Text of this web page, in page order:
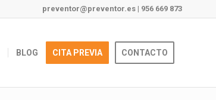
preventor@preventor.es | 956 669 873
BLOG CITA PREVIA CONTACTO